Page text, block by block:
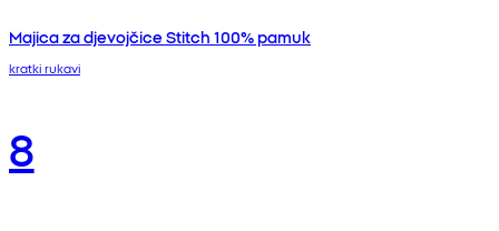
Majica za djevojčice Stitch 100% pamuk
kratki rukavi
8